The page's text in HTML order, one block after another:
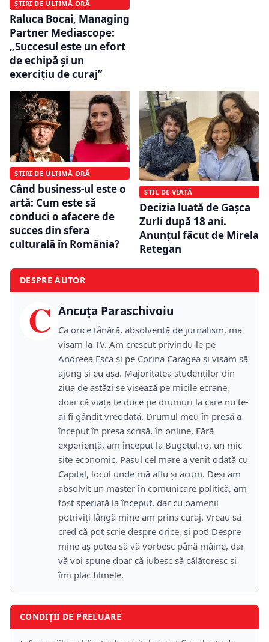
ȘTIRI DE ULTIMĂ ORĂ
Raluca Bocai, Managing
Partner Mediascope:
„Succesul este un efort
de echipă și un
exercițiu de curaj”
ȘTIRI DE ULTIMĂ ORĂ
Când business-ul este o
artă: Cum este să
conduci o afacere de
succes din sfera
culturală în România?
STIL DE VIAȚĂ
Decizia luată de Gașca
Zurli după 18 ani.
Anunțul făcut de Mirela
Retegan
DESPRE AUTOR
C Ancuța Paraschivoiu
Ca orice tânără, absolventă de jurnalism, ma
visam la TV. Am crescut privindu-le pe
Andreea Esca și pe Corina Caragea și visam să
ajung și eu așa. Majoritatea studenților din
ziua de astăzi se visează pe micile ecrane,
doar că viața te duce pe drumuri la care nu te-
ai fi gândit vreodată. Drumul meu în presă a
început în presa scrisă, în online. Fără
experiență, am început la Bugetul.ro, un mic
site economic. Pasul cel mare a venit odată cu
Capital, locul unde mă aflu și acum. Deși am
absolvit un master în comunicare politică, am
fost speriată la început, dar cu oamenii
potriviți lângă mine am prins curaj. Vreau să
cred că pot scrie despre orice, și pot! Despre
mine aș putea să vă vorbesc până mâine, dar
vă voi spune doar că iubesc să călătoresc și
îmi plac filmele.
CONDIȚII DE PRELUARE